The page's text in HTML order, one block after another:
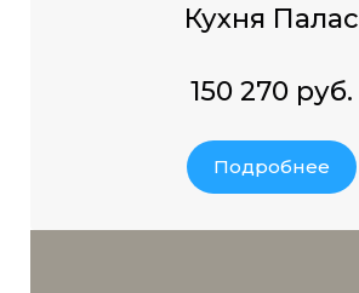
Кухня Палас
150 270 руб.
Подробнее